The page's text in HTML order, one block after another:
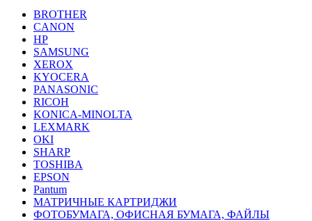
BROTHER
CANON
HP
SAMSUNG
XEROX
KYOCERA
PANASONIC
RICOH
KONICA-MINOLTA
LEXMARK
OKI
SHARP
TOSHIBA
EPSON
Pantum
МАТРИЧНЫЕ КАРТРИДЖИ
ФОТОБУМАГА, ОФИСНАЯ БУМАГА, ФАЙЛЫ